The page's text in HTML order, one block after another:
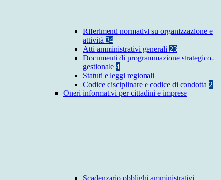
Riferimenti normativi su organizzazione e
attività 34
Atti amministrativi generali 23
Documenti di programmazione strategico-
gestionale 4
Statuti e leggi regionali
Codice disciplinare e codice di condotta 2
Oneri informativi per cittadini e imprese
Scadenzario obblighi amministrativi